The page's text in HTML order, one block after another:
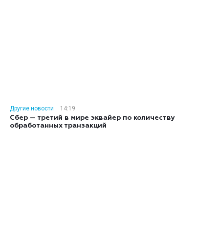
Другие новости
14:19
Сбер — третий в мире эквайер по количеству
обработанных транзакций